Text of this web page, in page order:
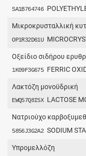
SA1B764746
Mικροκρυσταλλική
OP1R32D61U
Οξείδιο σιδήρου
1K09F3G675 FERRIC
Λακτόζη μονοϋδρική
EWQ57Q8I5X LACTOSE
Νατριούχο
5856J3G2A2 SODIUM
Yπρομελλόζη